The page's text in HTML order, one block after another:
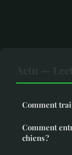
Comment
Comment
chiens ?